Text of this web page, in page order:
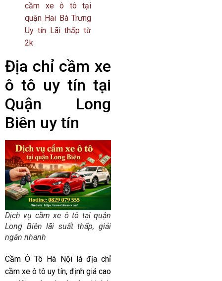
cầm xe ô tô tại
quận Hai Bà Trưng
Uy tín Lãi thấp từ
2k
Địa chỉ cầm xe
ô tô uy tín tại
Quận Long
Biên uy tín
Dịch vụ cầm xe ô tô tại quận
Long Biên lãi suất thấp, giải
ngân nhanh
Cầm Ô Tô Hà Nội là địa chỉ
cầm xe ô tô uy tín, định giá cao